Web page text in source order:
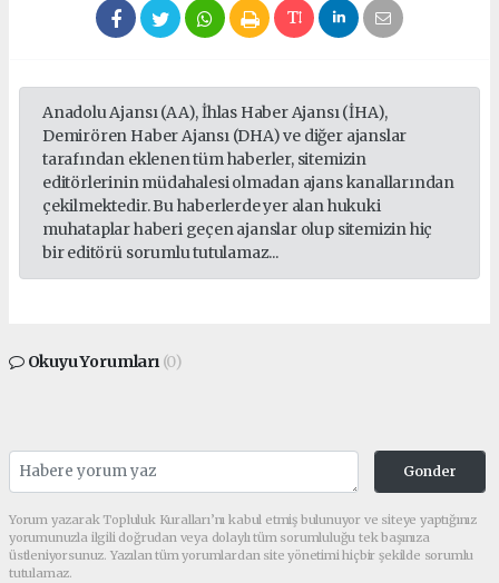
Anadolu Ajansı (AA), İhlas Haber Ajansı (İHA),
Demirören Haber Ajansı (DHA) ve diğer ajanslar
tarafından eklenen tüm haberler, sitemizin
editörlerinin müdahalesi olmadan ajans kanallarından
çekilmektedir. Bu haberlerde yer alan hukuki
muhataplar haberi geçen ajanslar olup sitemizin hiç
bir editörü sorumlu tutulamaz...
Okuyu Yorumları (0)
Gonder
Yorum yazarak Topluluk Kuralları’nı kabul etmiş bulunuyor ve siteye yaptığınız
yorumunuzla ilgili doğrudan veya dolaylı tüm sorumluluğu tek başınıza
üstleniyorsunuz. Yazılan tüm yorumlardan site yönetimi hiçbir şekilde sorumlu
tutulamaz.